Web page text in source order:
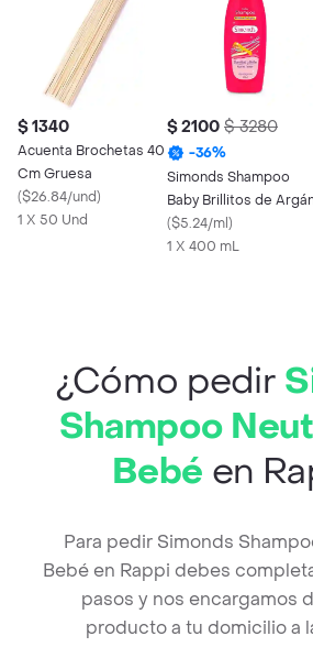
$ 1340
Acuenta Brochetas 40
Cm Gruesa
($26.84/und)
1 X 50 Und
$ 2100 $ 3280
-36%
Simonds Shampoo
Baby Brillitos de
($5.24/ml)
1 X 400 mL
¿Cómo pedir
Shampoo
Bebé en
Para pedir Simonds
Bebé en Rappi debes
pasos y nos encargamos
producto a tu domicilio a